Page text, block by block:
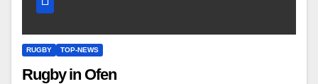
RUGBY TOP-NEWS
Rugby in Ofen